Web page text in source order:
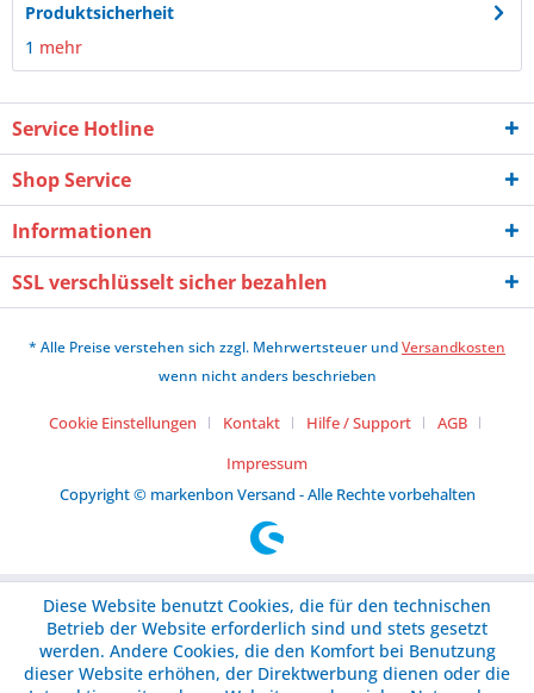
Produktsicherheit
1 mehr
Service Hotline
Shop Service
Informationen
SSL verschlüsselt sicher bezahlen
* Alle Preise verstehen sich zzgl. Mehrwertsteuer undVersandkosten
wenn nicht anders beschrieben
Cookie Einstellungen Kontakt Hilfe / Support
AGB
Impressum
Copyright © markenbon Versand - Alle Rechte vorbehalten
Diese Website benutzt Cookies, die für den technischen
Betrieb der Website erforderlich sind und stets gesetzt
werden. Andere Cookies, die den Komfort bei Benutzung
dieser Website erhöhen, der Direktwerbung dienen oder die